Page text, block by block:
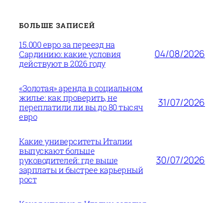
БОЛЬШЕ ЗАПИСЕЙ
15.000 евро за переезд на
Сардинию: какие условия
действуют в 2026 году
04/08/2026
«Золотая» аренда в социальном
жилье: как проверить, не
переплатили ли вы до 80 тысяч
евро
31/07/2026
Какие университеты Италии
выпускают больше
руководителей: где выше
зарплаты и быстрее карьерный
рост
30/07/2026